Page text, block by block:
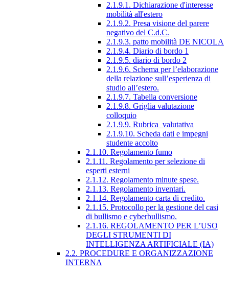
2.1.9.1. Dichiarazione d'interesse
mobilità all'estero
2.1.9.2. Presa visione del parere
negativo del C.d.C.
2.1.9.3. patto mobilità DE NICOLA
2.1.9.4. Diario di bordo 1
2.1.9.5. diario di bordo 2
2.1.9.6. Schema per l’elaborazione
della relazione sull’esperienza di
studio all’estero.
2.1.9.7. Tabella conversione
2.1.9.8. Griglia valutazione
colloquio
2.1.9.9. Rubrica_valutativa
2.1.9.10. Scheda dati e impegni
studente accolto
2.1.10. Regolamento fumo
2.1.11. Regolamento per selezione di
esperti esterni
2.1.12. Regolamento minute spese.
2.1.13. Regolamento inventari.
2.1.14. Regolamento carta di credito.
2.1.15. Protocollo per la gestione del casi
di bullismo e cyberbullismo.
2.1.16. REGOLAMENTO PER L’USO
DEGLI STRUMENTI DI
INTELLIGENZA ARTIFICIALE (IA)
2.2. PROCEDURE E ORGANIZZAZIONE
INTERNA